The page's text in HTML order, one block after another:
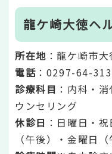
龍ケ崎大徳ヘ
所在地 ：龍ケ崎市
電話 ：0297-64-
診療科目 ：内科・
ウンセリング
休診日 ：日曜日・
（午後）・金曜日